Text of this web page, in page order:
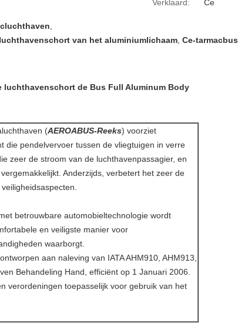
Verklaard: Ce
van het aluminiumlichaam Ce-tarmacbus
luchthavenschort de Bus Full Aluminum Body
(AEROABUS-Reeks) voorziet
die pendelvervoer tussen de vliegtuigen in verre
zeer de stroom van de luchthavenpassagier, en
Anderzijds, verbetert het zeer de
betrouwbare automobieltechnologie wordt
en veiligste manier voor
waarborgt.
aan naleving van IATA AHM910, AHM913,
Behandeling Hand, efficiënt op 1 Januari 2006.
verordeningen toepasselijk voor gebruik van het